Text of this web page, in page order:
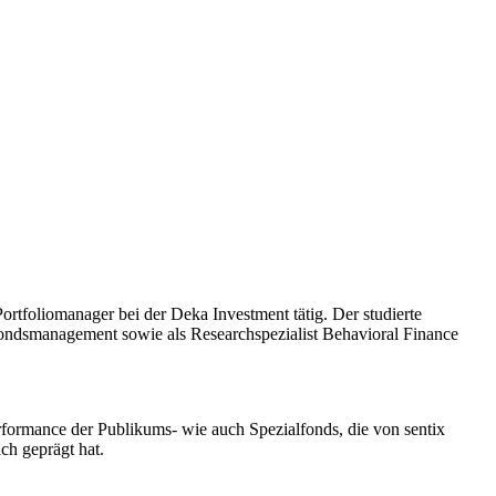
bei der Deka Investment tätig. Der studierte
sowie als Researchspezialist Behavioral Finance
der Publikums- wie auch Spezialfonds, die von sentix
geprägt hat.